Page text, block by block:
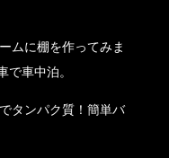
ムに棚を作ってみま
で車中泊。
タンパク質！簡単バ